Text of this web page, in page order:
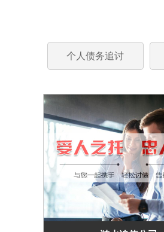
个人债务追讨